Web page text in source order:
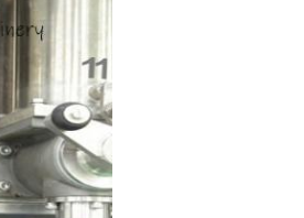
сообщение
перезвоним!